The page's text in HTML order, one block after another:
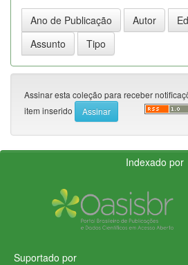
Assinar esta coleção para receber
item inserido
Indexado por
Suportado por